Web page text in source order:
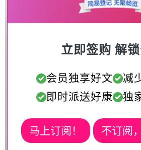
立即签购 解
会员独享好文
减
即时派送好康
独
马上订阅！ 不订阅